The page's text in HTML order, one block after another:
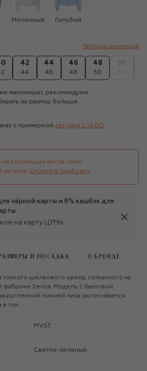
Молочный Голубой
Таблица размеров
42
44
44
46
46
48
48
50
маломерит, рекомендуем
на размер больше
с примеркой сегодня c 14:00
на коллекции весна-лето
августа! Смотреть подборку
чёрной карты и 8% кешбэк для
на карту ЦУМа
РАЗМЕРЫ И ПОСАДКА О БРЕНДЕ
шелкового крепа, сотканного на
фабрике Serica. Модель с бантовой
линией низа застегивается
в тон.
MVST
Светло-зеленый